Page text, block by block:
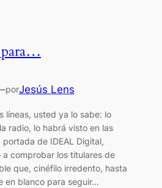
para…
porJesús Lens
líneas, usted ya lo sabe: lo
radio, lo habrá visto en las
de IDEAL Digital,
comprobar los titulares de
que, cinéfilo irredento, hasta
en blanco para seguir…